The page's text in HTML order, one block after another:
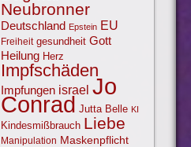
Neubronner
Deutschland Epstein EU
Freiheit gesundheit Gott
Heilung Herz
Impfschäden
Impfungen israel Jo
Conrad Jutta Belle KI
Kindesmißbrauch Liebe
Manipulation Maskenpflicht